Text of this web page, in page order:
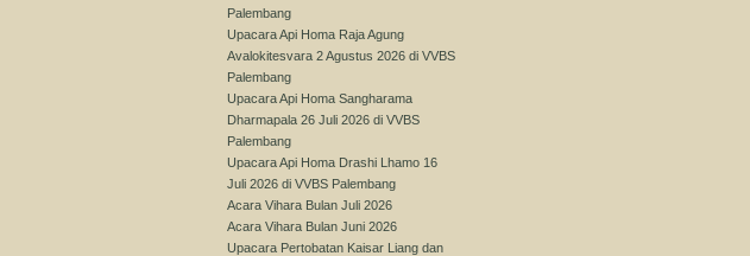
Palembang
Upacara Api Homa Raja Agung
Avalokitesvara 2 Agustus 2026 di VVBS
Palembang
Upacara Api Homa Sangharama
Dharmapala 26 Juli 2026 di VVBS
Palembang
Upacara Api Homa Drashi Lhamo 16
Juli 2026 di VVBS Palembang
Acara Vihara Bulan Juli 2026
Acara Vihara Bulan Juni 2026
Upacara Pertobatan Kaisar Liang dan